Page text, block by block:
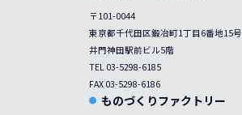
〒101-0044
東京都千代田区鍛冶町1丁目6番地15号
井門神田駅前ビル5階
TEL 03-5298-6185
FAX 03-5298-6186
ものづくりファクトリー